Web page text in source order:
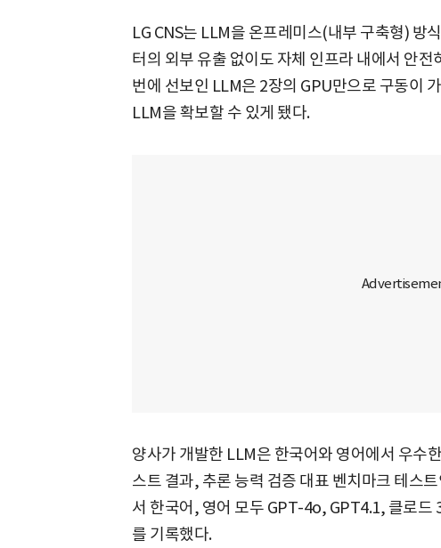
LG CNS는 LLM을 온프레미스(내부 구축형) 방
터의 외부 유출 없이도 자체 인프라 내에서 안전
번에 선보인 LLM은 2장의 GPU만으로 구동이
LLM을 확보할 수 있게 됐다.
양사가 개발한 LLM은 한국어와 영어에서 우수
스트 결과, 추론 능력 검증 대표 벤치마크 테스
서 한국어, 영어 모두 GPT-4o, GPT4.1, 클로드
를 기록했다.